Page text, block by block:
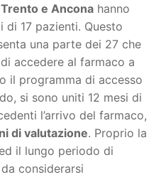
e Ancona hanno
17 pazienti. Questo
una parte dei 27 che
accedere al farmaco a
il programma di accesso
si sono uniti 12 mesi di
l’arrivo del farmaco,
di valutazione. Proprio la
il lungo periodo di
considerarsi